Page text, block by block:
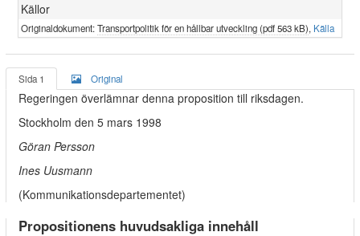
Källor
Originaldokument:Transportpolitik för en hållbar utveckling (pdf 563 kB), Källa
Sida 1 Original
Regeringen överlämnar denna proposition till riksdagen.
Stockholm den 5 mars 1998
Göran Persson
Ines Uusmann
(Kommunikationsdepartementet)
Propositionens huvudsakliga innehåll